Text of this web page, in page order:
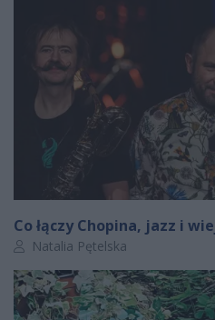
Co łączy Chopina, jazz i
Autor artykułu:
Natalia Pętelska